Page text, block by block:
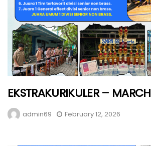
EKSTRAKURIKULER –
admin69 February 12, 2026